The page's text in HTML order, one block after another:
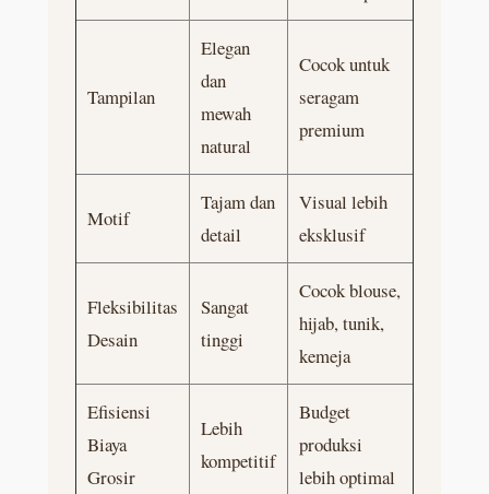
Tampilan
Elegan
dan
mewah
natural
Cocok untuk
seragam
premium
Motif
Tajam dan
detail
Visual lebih
eksklusif
Fleksibilitas
Desain
Sangat
tinggi
Cocok blouse,
hijab, tunik,
kemeja
Efisiensi
Biaya
Grosir
Lebih
kompetitif
Budget
produksi
lebih optimal